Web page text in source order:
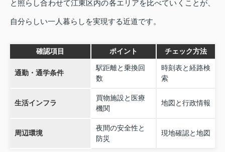
と照らし合わせて江東区内の各エリアを比べていくことが、
自分らしい一人暮らしを実現する近道です。
確認項目 ポイント チェック方法
通勤・通学条件
駅距離と乗換回
数
時刻表と経路検
索
生活インフラ
買物施設と医療
機関
地図と行政情報
周辺環境
夜間の安全性と
防災
現地確認と地図